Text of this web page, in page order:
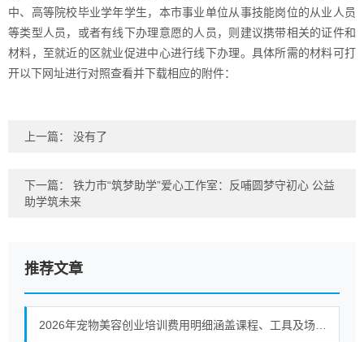
中、高等院校毕业学年学生，本市事业单位从事技能岗位的从业人员
等类型人员，或者有线下办理意愿的人员，则建议携带相关的证件和
材料，至就近的区就业促进中心进行线下办理。具体所需的材料可打
开以下网址进行对照查看并下载相应的附件：
上一篇： 没有了
下一篇： 铁力市“筑梦助学”爱心工作室：反哺圆梦守初心 公益
助学筑未来
推荐文章